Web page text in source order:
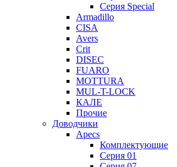
Серия Special
Armadillo
CISA
Avers
Crit
DISEC
FUARO
MOTTURA
MUL-T-LOCK
КАЛЕ
Прочие
Доводчики
Apecs
Комплектующие
Серия 01